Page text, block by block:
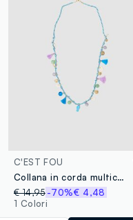
C'EST FOU
Collana in corda multicolor con pendenti decorativi
€ 14,95-70%€ 4,48
1 Colori